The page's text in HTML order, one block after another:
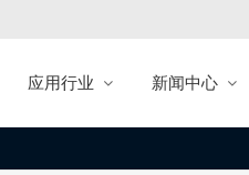
应用行业 新闻中心